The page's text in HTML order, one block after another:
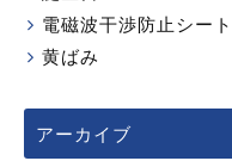
電磁波干渉防止シート
黄ばみ
アーカイブ